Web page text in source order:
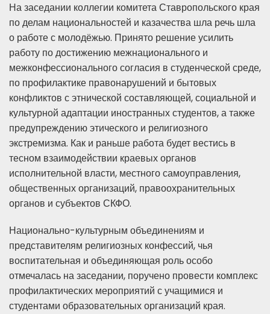
На заседании коллегии комитета Ставропольского края
по делам национальностей и казачества шла речь шла
о работе с молодёжью. Принято решение усилить
работу по достижению межнационального и
межконфессионального согласия в студенческой среде,
по профилактике правонарушений и бытовых
конфликтов с этнической составляющей, социальной и
культурной адаптации иностранных студентов, а также
предупреждению этического и религиозного
экстремизма. Как и раньше работа будет вестись в
тесном взаимодействии краевых органов
исполнительной власти, местного самоуправления,
общественных организаций, правоохранительных
органов и субъектов СКФО.
Национально-культурным объединениям и
представителям религиозных конфессий, чья
воспитательная и объединяющая роль особо
отмечалась на заседании, поручено провести комплекс
профилактических мероприятий с учащимися и
студентами образовательных организаций края.